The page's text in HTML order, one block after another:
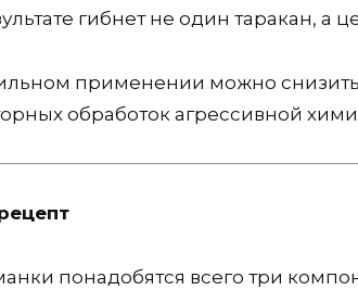
гибнет не один таракан, а
применении можно
обработок агрессивной
понадобятся всего три